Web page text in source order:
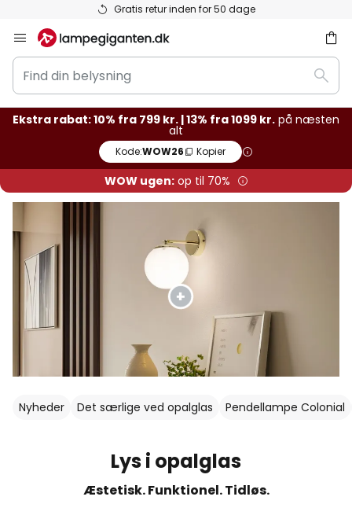
Lagervarer sendes hurtigt
to
Content
Find
din
belysning
Søg
Ekstra rabat: 10% fra 799 kr. | 13% fra 1099 kr. på næsten
alt
Kode:WOW26 Kopier
WOW ugen:op til 70%
Nyheder Det særlige ved opalglas Pendellampe Colonial
Lys i opalglas
Æstetisk. Funktionel. Tidløs.